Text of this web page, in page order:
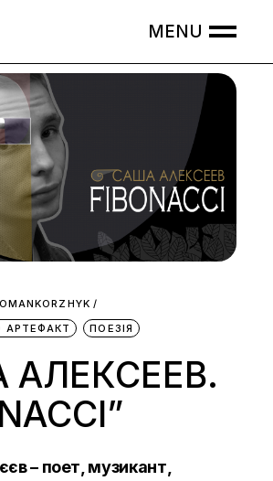
ПОЕЗІЯ
АЛЕКСЕЕВ.
– поет, музикант,